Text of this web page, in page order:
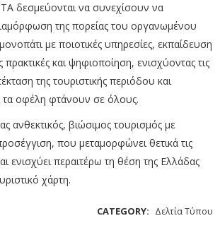
δεσμεύονται να συνεχίσουν να
της πορείας του οργανωμένου
με ποιοτικές υπηρεσίες, εκπαίδευση
και ψηφιοποίηση, ενισχύοντας τις
της τουριστικής περιόδου και
τα οφέλη φτάνουν σε όλους.
ανθεκτικός, βιώσιμος τουρισμός με
που μεταμορφώνει θετικά τις
ενισχύει περαιτέρω τη θέση της Ελλάδας
χάρτη.
CATEGORY: Δελτία Τύπου